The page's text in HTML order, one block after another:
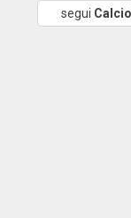
segui